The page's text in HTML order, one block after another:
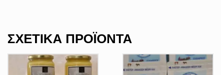
ΣΧΕΤΙΚΆ ΠΡΟΪΌΝΤΑ